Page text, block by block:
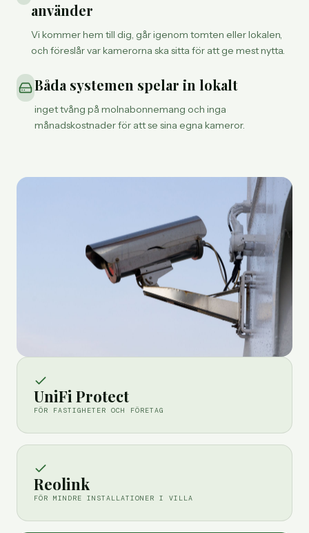
använder
Vi kommer hem till dig, går igenom tomten eller lokalen,
och föreslår var kamerorna ska sitta för att ge mest nytta.
Båda systemen spelar in lokalt
inget tvång på molnabonnemang och inga
månadskostnader för att se sina egna kameror.
UniFi Protect
FÖR FASTIGHETER OCH FÖRETAG
Reolink
FÖR MINDRE INSTALLATIONER I VILLA